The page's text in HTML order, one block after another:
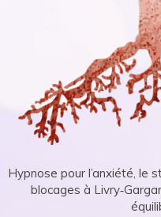
Hypnose pour l’anxiété, le
blocages à